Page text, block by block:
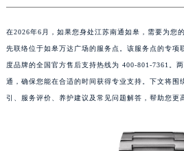
在2026年6月，如果您身处江苏南通如皋，需要为您
先联络位于如皋万达广场的服务点。该服务点的专项
度品牌的全国官方售后支持热线为 400-801-7361。
通，确保您能在合适的时间获得专业支持。下文将围
引、服务评价、养护建议及常见问题解答，帮助您更